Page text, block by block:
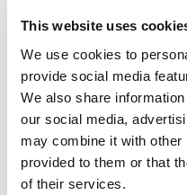
This website uses
We use cookies to
provide social media
We also share
our social media,
may combine it with other
provided to them or that
of their services.
Zink/Magnesium
Infästning